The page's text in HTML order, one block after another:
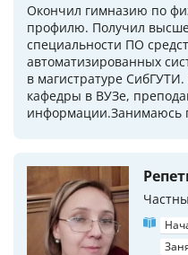
Окончил гимназию по
профилю. Получил
специальности ПО
автоматизированных
в магистратуре
кафедры в ВУЗе,
информации.Занимаюсь